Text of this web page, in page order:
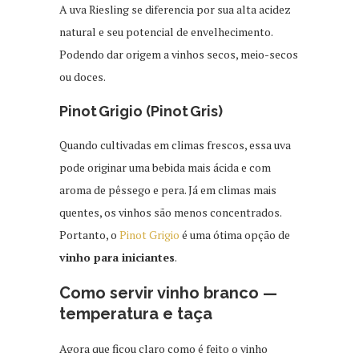
A uva Riesling se diferencia por sua alta acidez
natural e seu potencial de envelhecimento.
Podendo dar origem a vinhos secos, meio-secos
ou doces.
Pinot Grigio (Pinot Gris)
Quando cultivadas em climas frescos, essa uva
pode originar uma bebida mais ácida e com
aroma de pêssego e pera. Já em climas mais
quentes, os vinhos são menos concentrados.
Portanto, o Pinot Grigio é uma ótima opção de
vinho para iniciantes.
Como servir vinho branco —
temperatura e taça
Agora que ficou claro como é feito o vinho